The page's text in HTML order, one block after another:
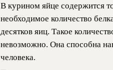
В курином яйце содержится
необходимое количество
десятков яиц. Такое
невозможно. Она способна
человека.